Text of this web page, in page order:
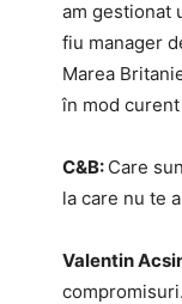
am gestionat
fiu manager
Marea
în mod
C&B: Care
la care nu te
Valentin